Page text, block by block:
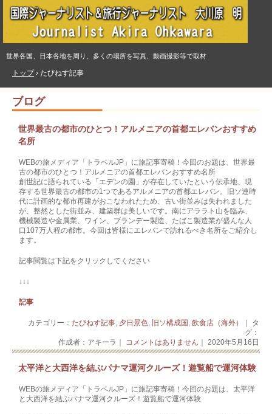
世界各国、日本各地を周り、多くの場所を写真、動画撮影等で取材
トップ› たびねす記事
ブログ
世界最古の都市のひとつ！アルメニアの首都エレバンおすすめ
名所
WEBの旅メディア「トラベルJP」に旅記事寄稿！今回のお題は、世界最
古の都市のひとつ！アルメニアの首都エレバンおすすめ名所
創世記に語られている「エデンの園」が存在していたという伝承地、現
存する世界最古の都市の1つであるアルメニアの首都エレバン。旧ソ連時
代に計画的な都市再建がおこなわれたため、古い街並みは失われました
が、整然とした街並み、建築群は美しいです。南にアララト山を臨み、
機械製造や金属業、ワイン、ブランデー製造、たばこ製造業が盛んな人
口107万人程の都市。今回は皆様にエレバンで訪れるべき名所をご紹介し
ます。
記事閲覧は下記をクリックしてください
↓↓↓
記事
カテゴリー： たびねす記事, 夕日景色, 旧ソ構成国 飲食店（海外）
｜ タ
グ：
作成者：アキーラ｜
コメントはありません ｜ 2020年5月16日
太平洋と大西洋を結ぶパナマ運河クルーズ！遊覧船で運河体験
WEBの旅メディア「トラベルJP」に旅記事寄稿！今回のお題は、太平洋
と大西洋を結ぶパナマ運河クルーズ！遊覧船で運河体験